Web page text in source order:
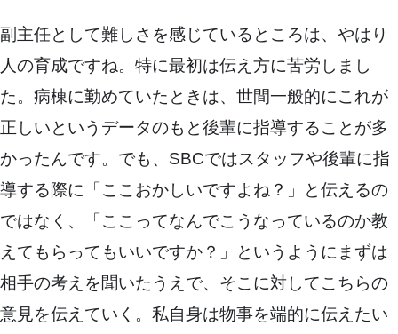
副主任として難しさを感じているところは、やはり
人の育成ですね。特に最初は伝え方に苦労しまし
た。病棟に勤めていたときは、世間一般的にこれが
正しいというデータのもと後輩に指導することが多
かったんです。でも、SBCではスタッフや後輩に指
導する際に「ここおかしいですよね？」と伝えるの
ではなく、「ここってなんでこうなっているのか教
えてもらってもいいですか？」というようにまずは
相手の考えを聞いたうえで、そこに対してこちらの
意見を伝えていく。私自身は物事を端的に伝えたい